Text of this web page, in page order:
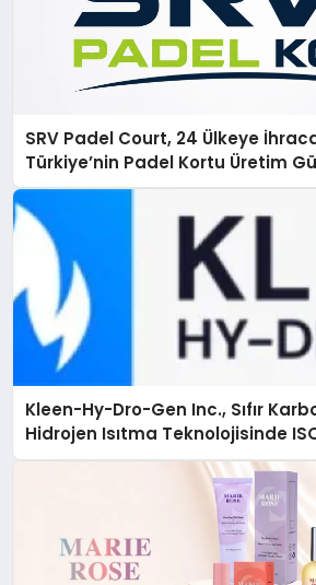
SRV Padel Court, 24 Ülkeye
Türkiye’nin Padel Kortu Üretim
Kleen-Hy-Dro-Gen Inc., Sıfır
Hidrojen Isıtma Teknolojisinde
Düzenleyici Onaylarını Aldı